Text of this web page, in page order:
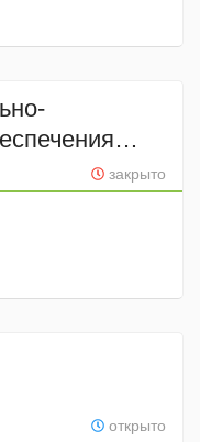
Службы
фау
закрыто
открыто